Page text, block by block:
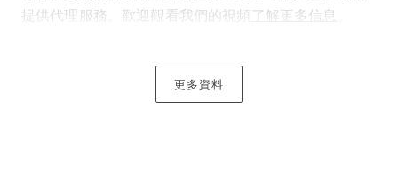
提供代理服務。歡迎觀看我們的視頻 了解更多信息
和法律事宜，但差別在於我們會細心聆聽您的需要，並
打造一個全面的方案來滿足您各種房地產需求。
更多資料